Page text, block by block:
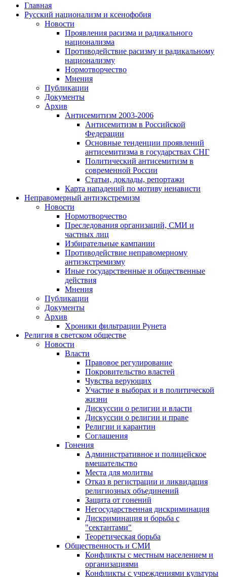
Главная
Русский национализм и ксенофобия
Новости
Проявления расизма и радикального
национализма
Противодействие расизму и радикальному
национализму
Нормотворчество
Мнения
Публикации
Документы
Архив
Антисемитизм 2003-2006
Антисемитизм в Российской
Федерации
Основные тенденции проявлений
антисемитизма в государствах СНГ
Политический антисемитизм в
современной России
Статьи, доклады, репортажи
Карта нападений по мотиву ненависти
Неправомерный антиэкстремизм
Новости
Нормотворчество
Преследования организаций, СМИ и
частных лиц
Избирательные кампании
Противодействие неправомерному
антиэкстремизму
Иные государственные и общественные
действия
Мнения
Публикации
Документы
Архив
Хроники фильтрации Рунета
Религия в светском обществе
Новости
Власти
Правовое регулирование
Покровительство властей
Чувства верующих
Участие в выборах и в политической
жизни
Дискуссии о религии и власти
Дискуссии о религии и праве
Религии и карантин
Соглашения
Гонения
Административное и полицейское
вмешательство
Места для молитвы
Отказ в регистрации и ликвидация
религиозных объединений
Защита от гонений
Негосударственная дискриминация
Дискриминация и борьба с
"сектантами"
Теоретическая борьба
Общественность и СМИ
Конфликты с местным населением и
организациями
Конфликты с учреждениями культуры